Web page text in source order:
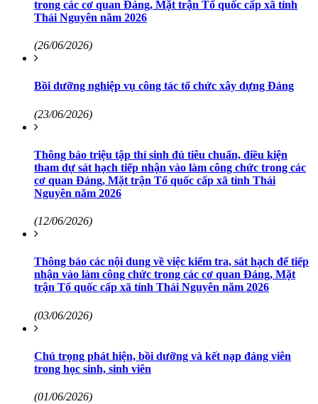
trong các cơ quan Đảng, Mặt trận Tổ quốc cấp xã tỉnh
Thái Nguyên năm 2026
(26/06/2026)
Bồi dưỡng nghiệp vụ công tác tổ chức xây dựng Đảng
(23/06/2026)
Thông báo triệu tập thí sinh đủ tiêu chuẩn, điều kiện
tham dự sát hạch tiếp nhận vào làm công chức trong các
cơ quan Đảng, Mặt trận Tổ quốc cấp xã tỉnh Thái
Nguyên năm 2026
(12/06/2026)
Thông báo các nội dung về việc kiểm tra, sát hạch để tiếp
nhận vào làm công chức trong các cơ quan Đảng, Mặt
trận Tổ quốc cấp xã tỉnh Thái Nguyên năm 2026
(03/06/2026)
Chú trọng phát hiện, bồi dưỡng và kết nạp đảng viên
trong học sinh, sinh viên
(01/06/2026)